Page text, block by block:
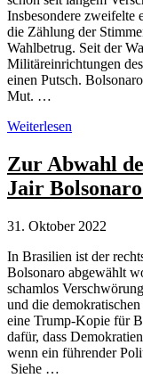
Insbesondere zweifelte
die Zählung der
Wahlbetrug. Seit der
Militäreinrichtungen
einen Putsch.
Mut. …
Brasilien:
fordern
Armee
zu
auf
Weiterlesen
Zur Abwahl
Jair
31. Oktober 2022
In Brasilien ist der
Bolsonaro abgewählt
schamlos
und die
eine Trump-Kopie für
dafür, dass
wenn ein führender
Siehe …